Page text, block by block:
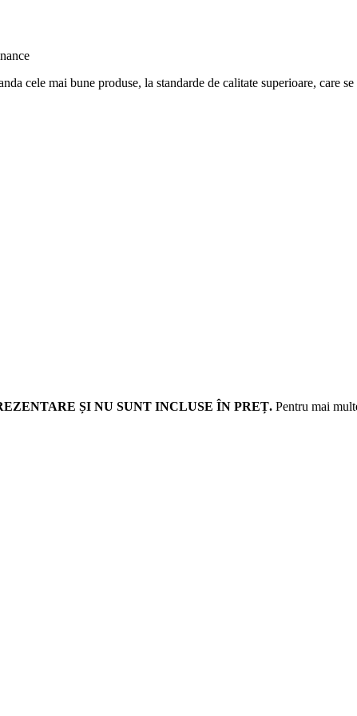
cele mai bune produse, la standarde de calitate superioare, care
ȘI NU SUNT INCLUSE ÎN PREȚ. Pentru mai